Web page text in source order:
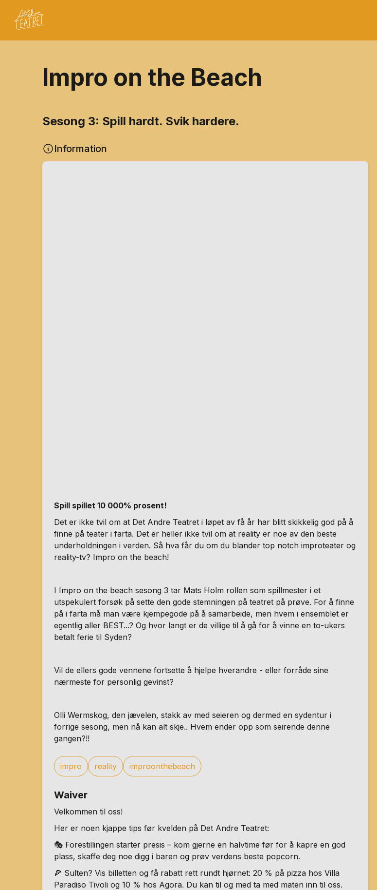
Impro on the Beach
Sesong 3: Spill hardt. Svik hardere.
Information
Spill spillet 10 000% prosent!
Det er ikke tvil om at Det Andre Teatret i løpet av få år har blitt skikkelig god på å
finne på teater i farta. Det er heller ikke tvil om at reality er noe av den beste
underholdningen i verden. Så hva får du om du blander top notch improteater og
reality-tv? Impro on the beach!
I Impro on the beach sesong 3 tar Mats Holm rollen som spillmester i et
utspekulert forsøk på sette den gode stemningen på teatret på prøve. For å finne
på i farta må man være kjempegode på å samarbeide, men hvem i ensemblet er
egentlig aller BEST...? Og hvor langt er de villige til å gå for å vinne en to-ukers
betalt ferie til Syden?
Vil de ellers gode vennene fortsette å hjelpe hverandre - eller forråde sine
nærmeste for personlig gevinst?
Olli Wermskog, den jævelen, stakk av med seieren og dermed en sydentur i
forrige sesong, men nå kan alt skje.. Hvem ender opp som seirende denne
gangen?!!
impro reality improonthebeach
Waiver
Velkommen til oss!
Her er noen kjappe tips før kvelden på Det Andre Teatret:
🎭 Forestillingen starter presis – kom gjerne en halvtime før for å kapre en god
plass, skaffe deg noe digg i baren og prøv verdens beste popcorn.
🍕 Sulten? Vis billetten og få rabatt rett rundt hjørnet: 20 % på pizza hos Villa
Paradiso Tivoli og 10 % hos Agora. Du kan til og med ta med maten inn til oss.